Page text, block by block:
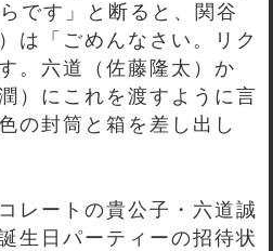
です」と断ると、関谷
は「ごめんなさい。リク
。六道（佐藤隆太）か
）にこれを渡すように言
の封筒と箱を差し出し
レートの貴公子・六道誠
生日パーティーの招待状